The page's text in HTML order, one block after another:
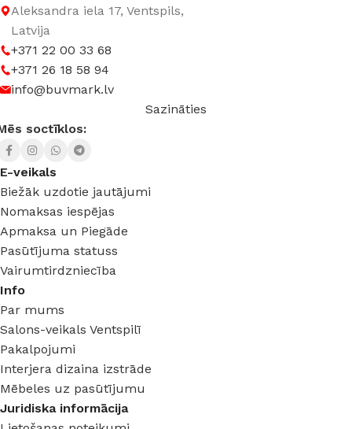
GAISMAS TEMPERATŪRA
3000 K (silti balta)
Aleksandra iela 17, Ventspils,
Latvija
+371 22 00 33 68
+371 26 18 58 94
info@buvmark.lv
Sazināties
soctīklos:
E-veikals
Biežāk uzdotie jautājumi
Nomaksas iespējas
Apmaksa un Piegāde
Pasūtījuma statuss
Vairumtirdzniecība
Info
Par mums
Salons-veikals Ventspilī
Pakalpojumi
Interjera dizaina izstrāde
Mēbeles uz pasūtījumu
Juridiska informācija